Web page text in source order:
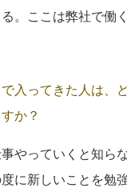
。ここは弊社で働
入ってきた人は、
か？
やっていくと知ら
に新しいことを勉